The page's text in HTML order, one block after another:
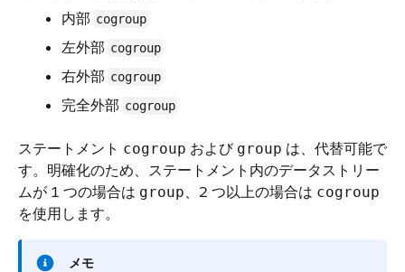
内部 cogroup
左外部 cogroup
右外部 cogroup
完全外部 cogroup
ステートメント cogroup および group は、代替可能で
す。明確化のため、ステートメント内のデータストリー
ムが 1 つの場合は group、2 つ以上の場合は cogroup
を使用します。
メモ